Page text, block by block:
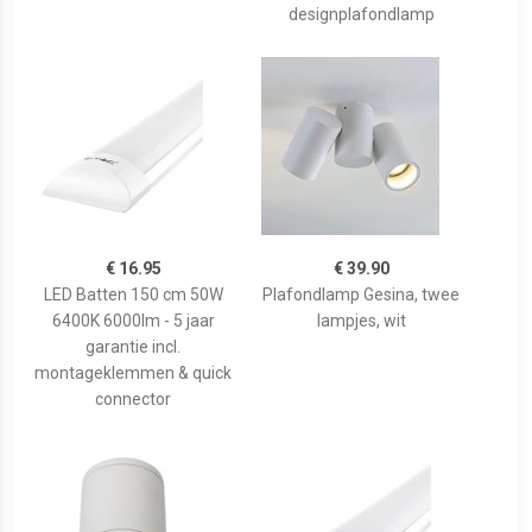
designplafondlamp
€ 16.95
LED Batten 150 cm 50W
6400K 6000lm - 5 jaar
garantie incl.
montageklemmen & quick
connector
€ 39.90
Plafondlamp Gesina, twee
lampjes, wit